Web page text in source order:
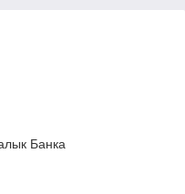
Банка